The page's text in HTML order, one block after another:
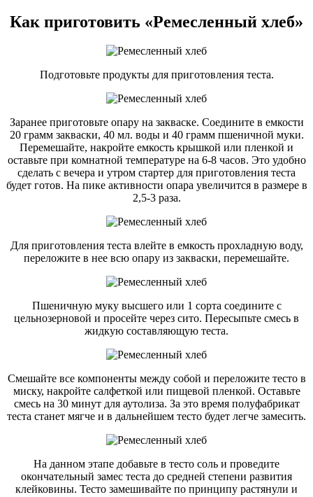
Как приготовить «Ремесленный хлеб»
Подготовьте продукты для приготовления теста.
Заранее приготовьте опару на закваске. Соедините в емкости
20 грамм закваски, 40 мл. воды и 40 грамм пшеничной муки.
Перемешайте, накройте емкость крышкой или пленкой и
оставьте при комнатной температуре на 6-8 часов. Это удобно
сделать с вечера и утром стартер для приготовления теста
будет готов. На пике активности опара увеличится в размере в
2,5-3 раза.
Для приготовления теста влейте в емкость прохладную воду,
переложите в нее всю опару из закваски, перемешайте.
Пшеничную муку высшего или 1 сорта соедините с
цельнозерновой и просейте через сито. Пересыпьте смесь в
жидкую составляющую теста.
Смешайте все компоненты между собой и переложите тесто в
миску, накройте салфеткой или пищевой пленкой. Оставьте
смесь на 30 минут для аутолиза. За это время полуфабрикат
теста станет мягче и в дальнейшем тесто будет легче замесить.
На данном этапе добавьте в тесто соль и проведите
окончательный замес теста до средней степени развития
клейковины. Тесто замешивайте по принципу растянули и